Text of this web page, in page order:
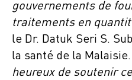
gouvernements de
traitements en
le Dr. Datuk Seri S.
la santé de la Malaisie.
heureux de soutenir